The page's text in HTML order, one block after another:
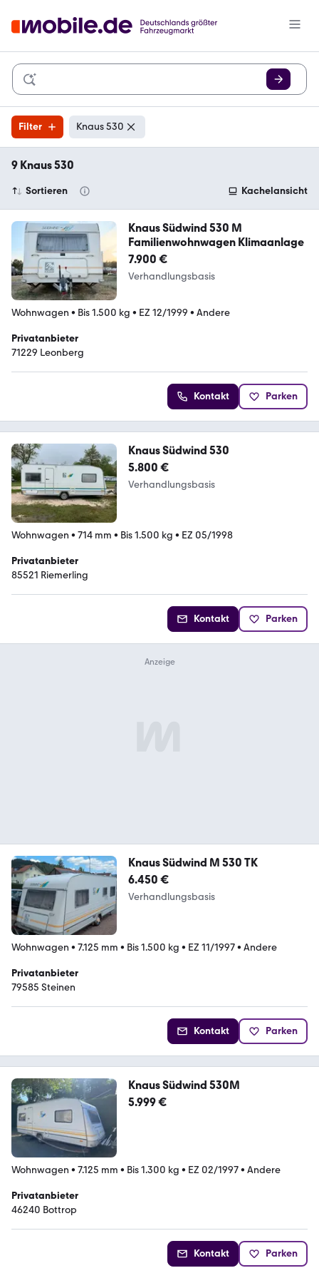
Filter Knaus 530
9 Knaus 530
Sortieren Kachelansicht
Knaus Südwind 530 M
Familienwohnwagen Klimaanlage
7.900 €
Verhandlungsbasis
Wohnwagen • Bis 1.500 kg • EZ 12/1999 • Andere
Privatanbieter
71229 Leonberg
Kontakt Parken
Knaus Südwind 530
5.800 €
Verhandlungsbasis
Wohnwagen • 714 mm • Bis 1.500 kg • EZ 05/1998
Privatanbieter
85521 Riemerling
Kontakt Parken
Knaus Südwind M 530 TK
6.450 €
Verhandlungsbasis
Wohnwagen • 7.125 mm • Bis 1.500 kg • EZ 11/1997• Andere
Privatanbieter
79585 Steinen
Kontakt Parken
Knaus Südwind 530M
5.999 €
Wohnwagen • 7.125 mm • Bis 1.300 kg • EZ 02/1997• Andere
Privatanbieter
46240 Bottrop
Kontakt Parken